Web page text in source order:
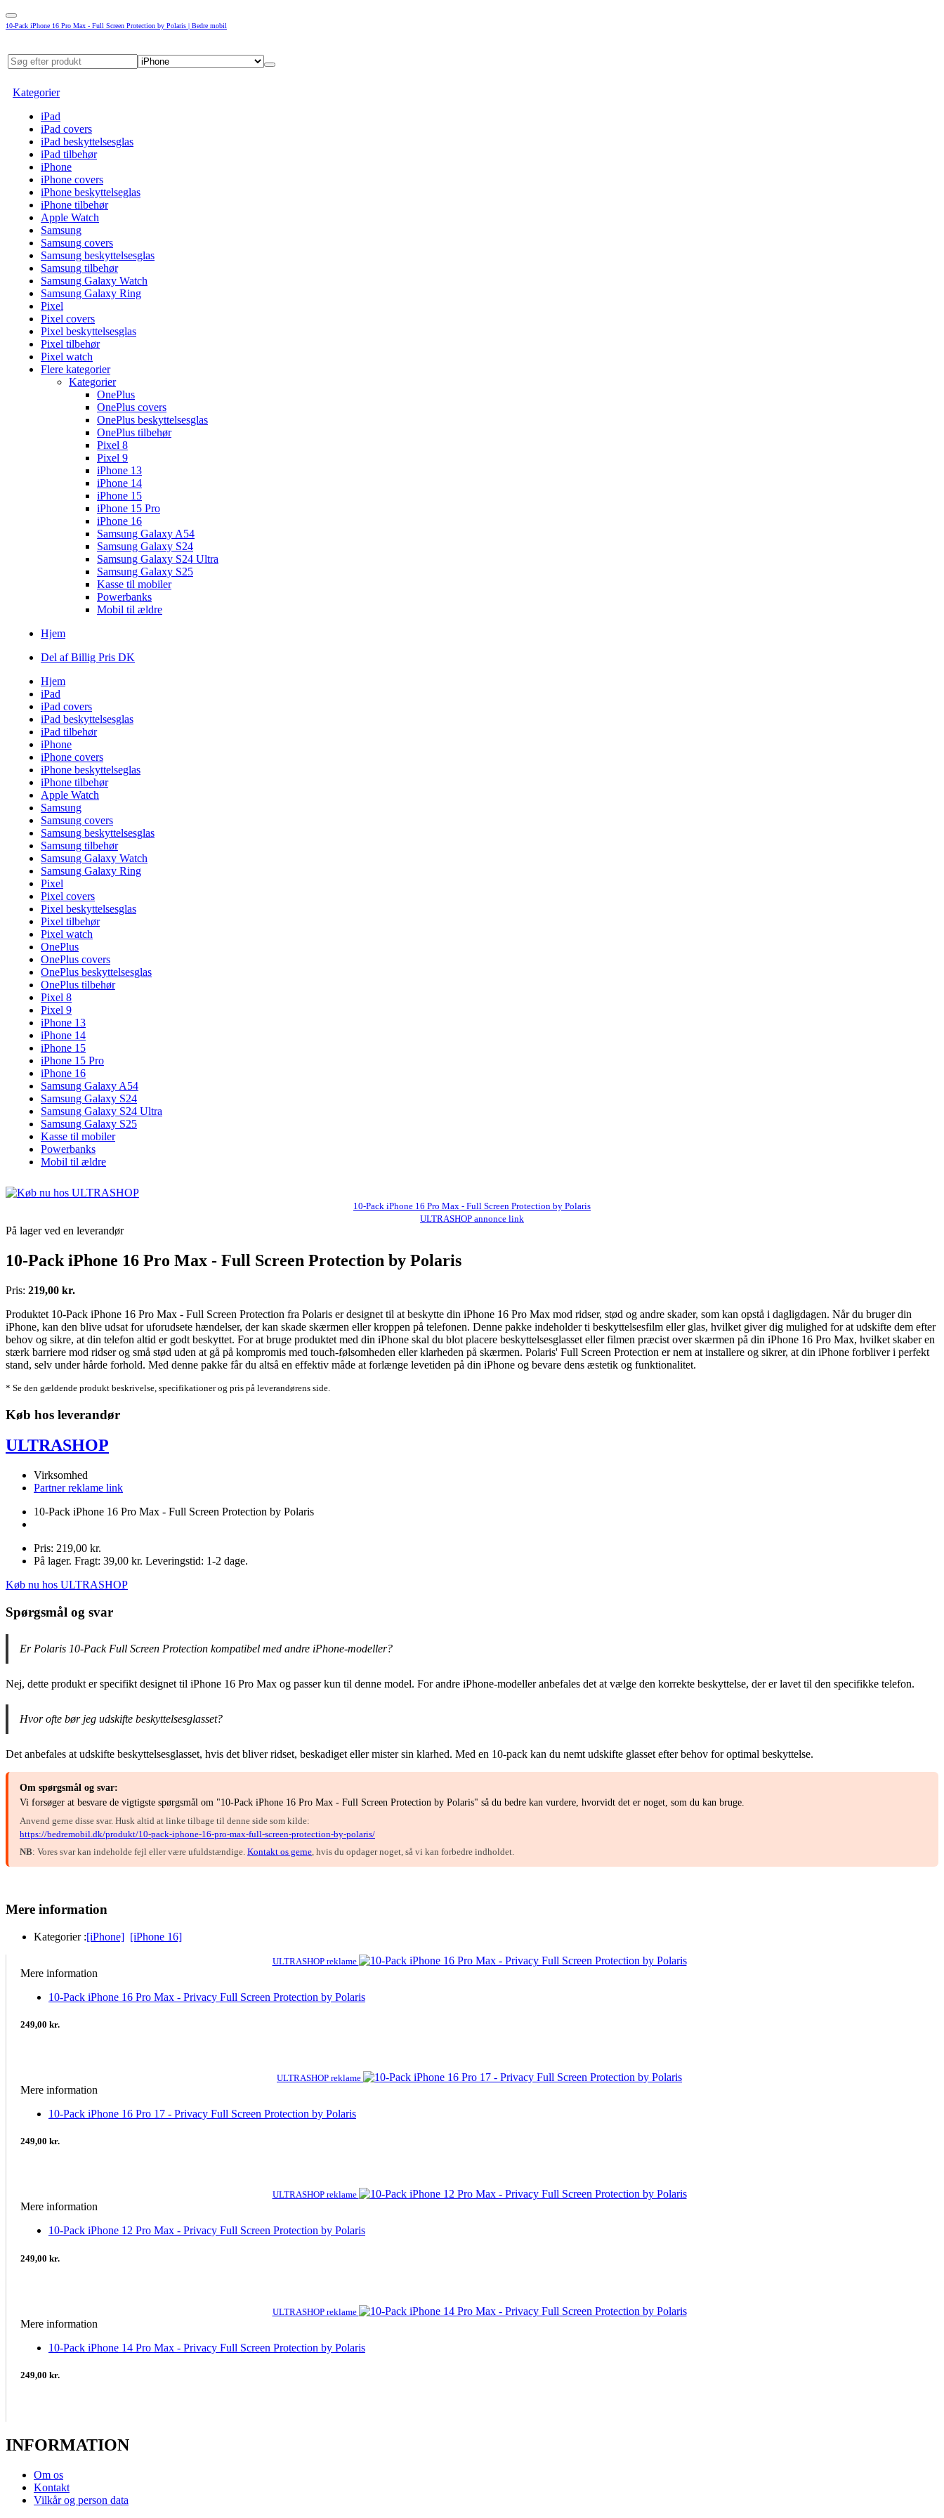
10-Pack iPhone 16 Pro Max - Full Screen Protection by Polaris | Bedre mobil
Kategorier
iPad
iPad covers
iPad beskyttelsesglas
iPad tilbehør
iPhone
iPhone covers
iPhone beskyttelseglas
iPhone tilbehør
Apple Watch
Samsung
Samsung covers
Samsung beskyttelsesglas
Samsung tilbehør
Samsung Galaxy Watch
Samsung Galaxy Ring
Pixel
Pixel covers
Pixel beskyttelsesglas
Pixel tilbehør
Pixel watch
Flere kategorier
Kategorier
OnePlus
OnePlus covers
OnePlus beskyttelsesglas
OnePlus tilbehør
Pixel 8
Pixel 9
iPhone 13
iPhone 14
iPhone 15
iPhone 15 Pro
iPhone 16
Samsung Galaxy A54
Samsung Galaxy S24
Samsung Galaxy S24 Ultra
Samsung Galaxy S25
Kasse til mobiler
Powerbanks
Mobil til ældre
Hjem
Del af Billig Pris DK
Hjem
iPad
iPad covers
iPad beskyttelsesglas
iPad tilbehør
iPhone
iPhone covers
iPhone beskyttelseglas
iPhone tilbehør
Apple Watch
Samsung
Samsung covers
Samsung beskyttelsesglas
Samsung tilbehør
Samsung Galaxy Watch
Samsung Galaxy Ring
Pixel
Pixel covers
Pixel beskyttelsesglas
Pixel tilbehør
Pixel watch
OnePlus
OnePlus covers
OnePlus beskyttelsesglas
OnePlus tilbehør
Pixel 8
Pixel 9
iPhone 13
iPhone 14
iPhone 15
iPhone 15 Pro
iPhone 16
Samsung Galaxy A54
Samsung Galaxy S24
Samsung Galaxy S24 Ultra
Samsung Galaxy S25
Kasse til mobiler
Powerbanks
Mobil til ældre
10-Pack iPhone 16 Pro Max - Full Screen Protection by Polaris
ULTRASHOP annonce link
På lager ved en leverandør
10-Pack iPhone 16 Pro Max - Full Screen Protection by Polaris
Pris: 219,00 kr.
Produktet 10-Pack iPhone 16 Pro Max - Full Screen Protection fra Polaris er designet til at beskytte din iPhone 16 Pro Max mod ridser, stød og andre skader, som kan opstå i dagligdagen. Når du bruger din
iPhone, kan den blive udsat for uforudsete hændelser, der kan skade skærmen eller kroppen på telefonen. Denne pakke indeholder ti beskyttelsesfilm eller glas, hvilket giver dig mulighed for at udskifte dem efter
behov og sikre, at din telefon altid er godt beskyttet. For at bruge produktet med din iPhone skal du blot placere beskyttelsesglasset eller filmen præcist over skærmen på din iPhone 16 Pro Max, hvilket skaber en
stærk barriere mod ridser og små stød uden at gå på kompromis med touch-følsomheden eller klarheden på skærmen. Polaris' Full Screen Protection er nem at installere og sikrer, at din iPhone forbliver i perfekt
stand, selv under hårde forhold. Med denne pakke får du altså en effektiv måde at forlænge levetiden på din iPhone og bevare dens æstetik og funktionalitet.
* Se den gældende produkt beskrivelse, specifikationer og pris på leverandørens side.
Køb hos leverandør
ULTRASHOP
Virksomhed
Partner reklame link
10-Pack iPhone 16 Pro Max - Full Screen Protection by Polaris
Pris: 219,00 kr.
På lager. Fragt: 39,00 kr. Leveringstid: 1-2 dage.
Køb nu hos ULTRASHOP
Spørgsmål og svar
Er Polaris 10-Pack Full Screen Protection kompatibel med andre iPhone-modeller?
Nej, dette produkt er specifikt designet til iPhone 16 Pro Max og passer kun til denne model. For andre iPhone-modeller anbefales det at vælge den korrekte beskyttelse, der er lavet til den specifikke telefon.
Hvor ofte bør jeg udskifte beskyttelsesglasset?
Det anbefales at udskifte beskyttelsesglasset, hvis det bliver ridset, beskadiget eller mister sin klarhed. Med en 10-pack kan du nemt udskifte glasset efter behov for optimal beskyttelse.
Om spørgsmål og svar:
Vi forsøger at besvare de vigtigste spørgsmål om "10-Pack iPhone 16 Pro Max - Full Screen Protection by Polaris" så du bedre kan vurdere, hvorvidt det er noget, som du kan bruge.
Anvend gerne disse svar. Husk altid at linke tilbage til denne side som kilde:
https://bedremobil.dk/produkt/10-pack-iphone-16-pro-max-full-screen-protection-by-polaris/
NB: Vores svar kan indeholde fejl eller være ufuldstændige. Kontakt os gerne, hvis du opdager noget, så vi kan forbedre indholdet.
Mere information
Kategorier :[iPhone] [iPhone 16]
ULTRASHOP reklame
Mere information
10-Pack iPhone 16 Pro Max - Privacy Full Screen Protection by Polaris
249,00 kr.
ULTRASHOP reklame
Mere information
10-Pack iPhone 16 Pro 17 - Privacy Full Screen Protection by Polaris
249,00 kr.
ULTRASHOP reklame
Mere information
10-Pack iPhone 12 Pro Max - Privacy Full Screen Protection by Polaris
249,00 kr.
ULTRASHOP reklame
Mere information
10-Pack iPhone 14 Pro Max - Privacy Full Screen Protection by Polaris
249,00 kr.
INFORMATION
Om os
Kontakt
Vilkår og person data